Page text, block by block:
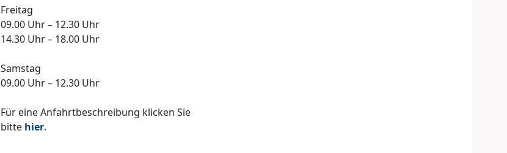
Freitag
09.00 Uhr – 12.30 Uhr
14.30 Uhr – 18.00 Uhr
Samstag
09.00 Uhr – 12.30 Uhr
Für eine Anfahrtbeschreibung klicken Sie
bitte hier.